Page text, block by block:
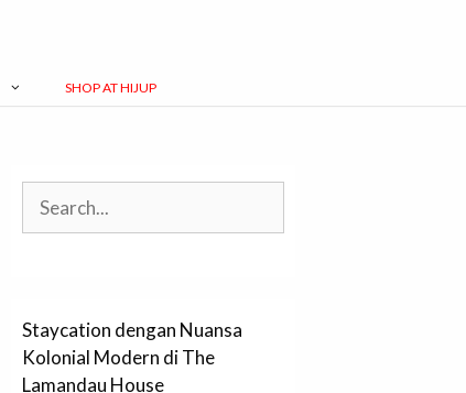
SHOP AT HIJUP
Staycation dengan Nuansa
Kolonial Modern di The
Lamandau House